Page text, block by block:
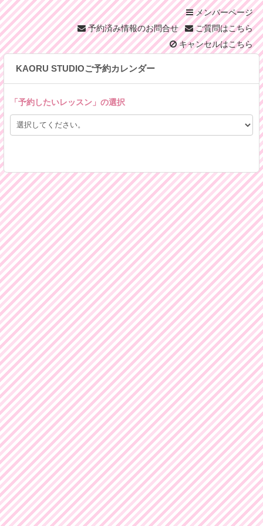
メンバーページ
予約済み情報のお問合せ
ご質問はこちら
キャンセルはこちら
KAORU STUDIOご予約カレンダー
「 予約したいレッスン 」の選択